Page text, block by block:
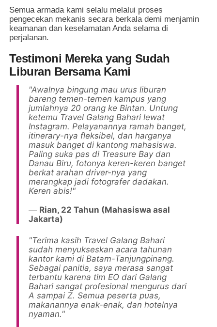
Semua armada kami selalu melalui proses
pengecekan mekanis secara berkala demi menjamin
keamanan dan keselamatan Anda selama di
perjalanan.
Testimoni Mereka yang Sudah
Liburan Bersama Kami
"Awalnya bingung mau urus liburan
bareng temen-temen kampus yang
jumlahnya 20 orang ke Bintan. Untung
ketemu Travel Galang Bahari lewat
Instagram. Pelayanannya ramah banget,
itinerary-nya fleksibel, dan harganya
masuk banget di kantong mahasiswa.
Paling suka pas di Treasure Bay dan
Danau Biru, fotonya keren-keren banget
berkat arahan driver-nya yang
merangkap jadi fotografer dadakan.
Keren abis!"
— Rian, 22 Tahun (Mahasiswa asal
Jakarta)
"Terima kasih Travel Galang Bahari
sudah menyukseskan acara tahunan
kantor kami di Batam-Tanjungpinang.
Sebagai panitia, saya merasa sangat
terbantu karena tim EO dari Galang
Bahari sangat profesional mengurus dari
A sampai Z. Semua peserta puas,
makanannya enak-enak, dan hotelnya
nyaman."